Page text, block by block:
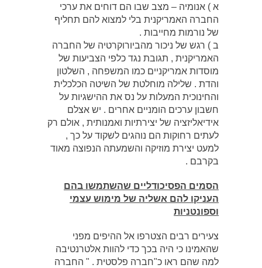
א ) אנומיה – מצב שבו הם דוחים את ערכי
החברה האמריקנית בלי למצוא להם תחליף
של נורמות מחייבות .
ב ) רגש של ניכור מהביורוקרטיה של החברה
האמריקנית , תגובת נגד כלפי הצביעות של
מוסדות אמריקניים כמו המשפחה , השלטון
והדת . שלילה מוחלטת של השיטה הכלכלית
והחינוכית המעלות על נס את ההישגיות על
חשבון ערכים הומניים אחרים . יש אצלם
אידיאליזציה של יצירתיות ואמנותית , אולם רק
לעתים רחוקות הם נוהגים לשקוד על כך ,
למעט יצירת מוזיקה והשמעתה הנפוצה מאוד
בקרבם .
הסמים הפסיכודליים שהשתמשו בהם
העניקו להם אשליה של מימוש עצמי
וספונטניות
צעירים רבים הצטרפו אל ההיפים מפני
שהאמינו כי היה בכך כדי להוות אלטרנטיבה
למה שהם ראו כ"חברה פלסטית . " החברה